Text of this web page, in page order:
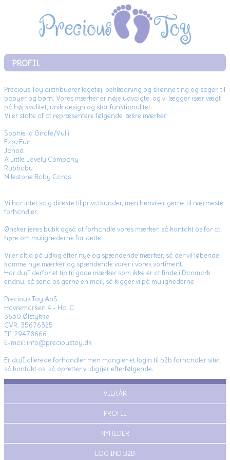
PROFIL
Precious Toy distribuerer legetøj, beklædning og skønne ting og sager, til
babyer og børn. Vores mærker er nøje udvalgte, og vi lægger især vægt
på høj kvalitet, unik design og stor funktionalitet.
Vi er stolte af at repræsentere følgende lækre mærker:
Sophie la Girafe/Vulli
EzpzFun
Janod
A Little Lovely Company
Rubbabu
Milestone Baby Cards
Vi har intet salg direkte til privatkunder, men henviser gerne til nærmeste
forhandler.
Ønsker jeres butik også at forhandle vores mærker, så kontakt os for at
høre om mulighederne for dette.
Vi er altid på udkig efter nye og spændende mærker, så der vil løbende
komme nye mærker og spændende varer i vores sortiment.
Har du/I derfor et tip til gode mærker som ikke er at finde i Danmark
endnu, så send os gerne en mail, så kigger vi på mulighederne.
Precious Toy ApS
Havremarken 4 - Hal C
3650 Ølstykke
CVR. 35676325
Tlf. 29478666
E-mail: info@precioustoy.dk
Er du/I allerede forhandler men mangler et login til b2b forhandler sitet,
så kontakt os, så opretter vi dig/jer efterfølgende.
VILKÅR
PROFIL
NYHEDER
LOG IND B2B